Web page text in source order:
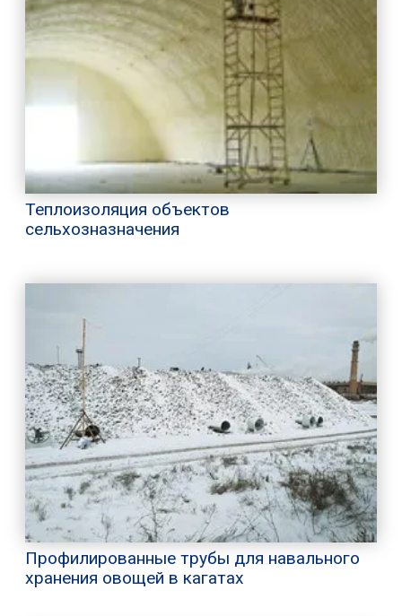
Теплоизоляция объектов
сельхозназначения
Профилированные трубы для навального
хранения овощей в кагатах